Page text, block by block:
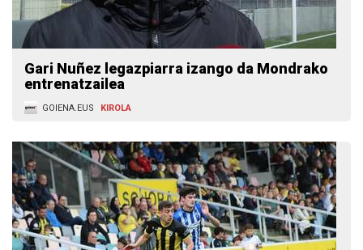
Gari Nuñez legazpiarra izango da Mondrako
entrenatzailea
GOIENA.EUS KIROLA